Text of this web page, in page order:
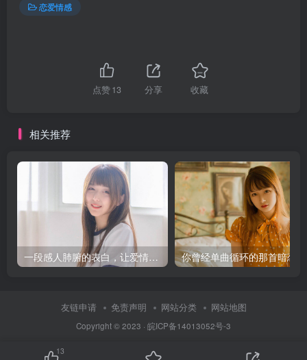
恋爱情感
点赞13 分享 收藏
相关推荐
一段感人肺腑的表白，让爱情瞬间升温
友链申请 免责声明 网站分类 网站地图
Copyright © 2023 · 皖ICP备14013052号-3
13